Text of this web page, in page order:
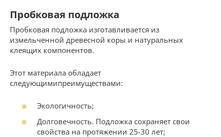
Пробковая подложка
Пробковая подложка изготавливается из
измельченной древесной коры и натуральных
клеящих компонентов.
Этот материала обладает
следующимипреимуществами:
Экологичность;
Долговечность. Подложка сохраняет свои
свойства на протяжении 25-30 лет;